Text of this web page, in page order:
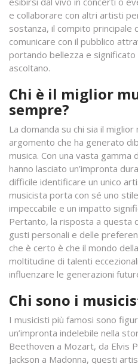
e collaborare con altri artisti
sostanza, il compito principale
comunicare con il pubblico
portando bellezza e
ascoltano.
Chi è il miglior
sempre?
La domanda su chi sia il
argomento che ha generato
musica. Con una vasta
hanno lasciato un’impronta
difficile identificare un unico
musicista porta con sé uno
impeccabile e un impatto
Pertanto, la risposta a questa
gusti personali e delle
che è certo è che il mondo
moltitudine di talenti
influenzare le generazioni
Chi sono i
I musicisti più famosi sono
un’impronta indelebile nella
Beethoven a Mozart, da Elvis
Jackson a Madonna, questi